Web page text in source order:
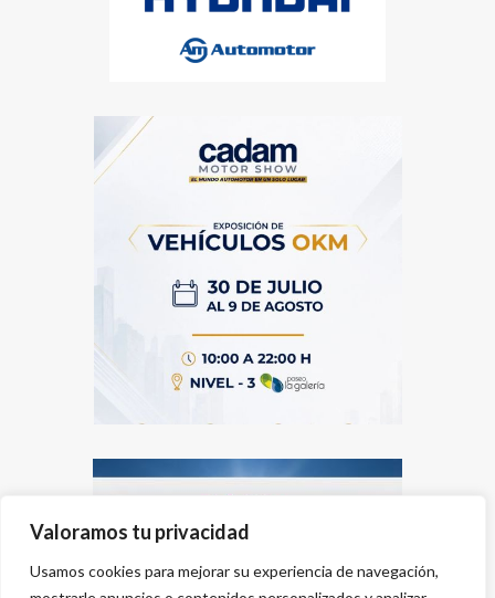
Valoramos tu privacidad
Usamos cookies para mejorar su experiencia de navegación,